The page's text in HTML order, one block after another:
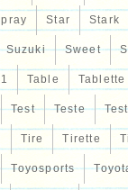
Star Stark
Suzuki Sweet
Table Tablette
Test Teste
Tire Tirette
Toyosports